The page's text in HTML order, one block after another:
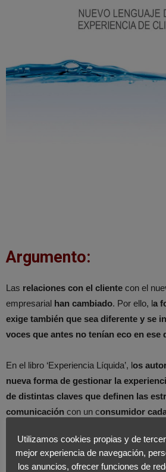
Argumento:
Las relaciones con el cliente con el
empresarial han cambiado. Por ello, la
exige también que sea diferente y se
voces que antes no tenían eco en ese
En el libro ‘Experiencia Líquida’, los
nueva forma de gestionar la
de distintas claves que definen las
comunicación con un consumidor
cambio de rol e incluyen dentro de
nueva perspectiva del cliente.
Utilizamos cookies propias y de
mejor experiencia de navegación,
los anuncios, ofrecer funciones de